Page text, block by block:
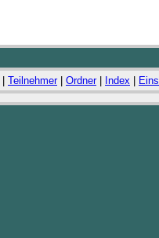
Teilnehmer| Ordner| Index